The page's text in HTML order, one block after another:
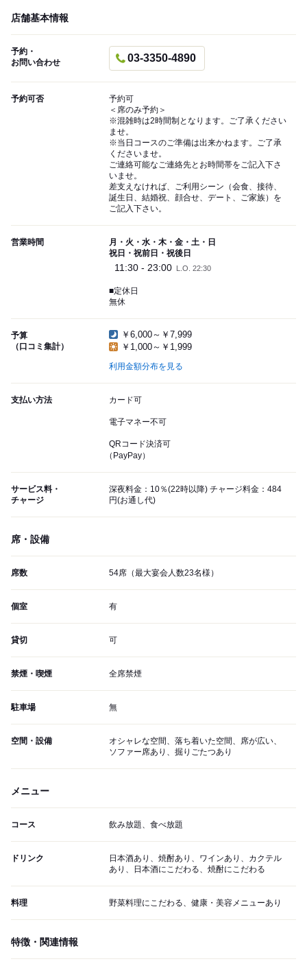
店舗基本情報
予約・
お問い合わせ
03-3350-4890
予約可否
予約可
＜席のみ予約＞
※混雑時は2時間制となります。ご了承ください
ませ。
※当日コースのご準備は出来かねます。ご了承
くださいませ。
ご連絡可能なご連絡先とお時間帯をご記入下さ
いませ。
差支えなければ、ご利用シーン（会食、接待、
誕生日、結婚祝、顔合せ、デート、ご家族）を
ご記入下さい。
営業時間
月・火・水・木・金・土・日
祝日・祝前日・祝後日
11:30 - 23:00 L.O. 22:30
■定休日
無休
予算
（口コミ集計）
￥6,000～￥7,999
￥1,000～￥1,999
利用金額分布を見る
支払い方法 カード可
電子マネー不可
QRコード決済可
（PayPay）
サービス料・
チャージ
深夜料金：10％(22時以降) チャージ料金：484
円(お通し代)
席・設備
席数 54席（最大宴会人数23名様）
個室 有
貸切 可
禁煙・喫煙 全席禁煙
駐車場 無
空間・設備
オシャレな空間、落ち着いた空間、席が広い、
ソファー席あり、掘りごたつあり
メニュー
コース 飲み放題、食べ放題
ドリンク
日本酒あり、焼酎あり、ワインあり、カクテル
あり、日本酒にこだわる、焼酎にこだわる
料理 野菜料理にこだわる、健康・美容メニューあり
特徴・関連情報